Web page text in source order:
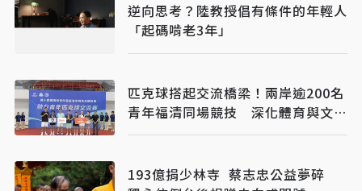
逆向思考？陸教授倡有條件的年輕人
「起碼啃老3年」
匹克球搭起交流橋梁！兩岸逾200名
青年福清同場競技 深化體育與文化
互動
193億捐少林寺 蔡志忠公益夢碎